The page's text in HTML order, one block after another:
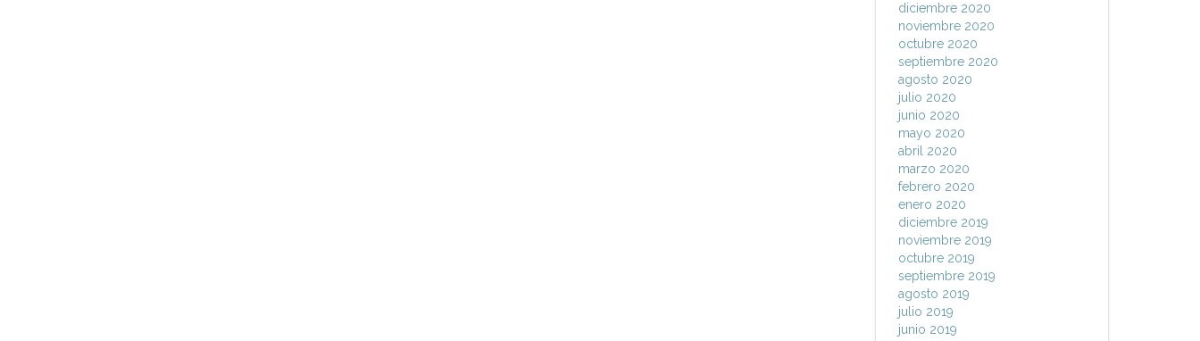
diciembre 2020
noviembre 2020
octubre 2020
septiembre 2020
agosto 2020
julio 2020
junio 2020
mayo 2020
abril 2020
marzo 2020
febrero 2020
enero 2020
diciembre 2019
noviembre 2019
octubre 2019
septiembre 2019
agosto 2019
julio 2019
junio 2019